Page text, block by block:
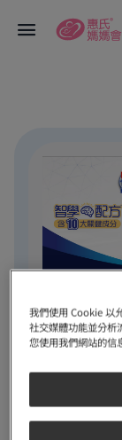
智
即日起，只
我們使用 Cookie 以
社交媒體功能並分析
您使用我們網站的信